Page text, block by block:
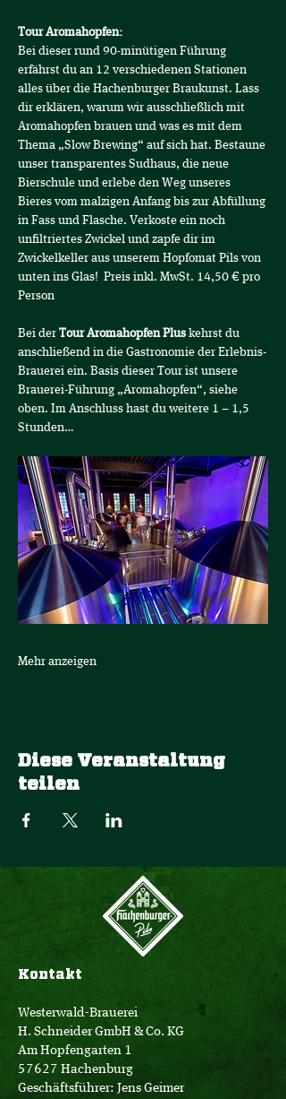
Tour Aromahopfen:
Bei dieser rund 90-minütigen Führung
erfährst du an 12 verschiedenen Stationen
alles über die Hachenburger Braukunst. Lass
dir erklären, warum wir ausschließlich mit
Aromahopfen brauen und was es mit dem
Thema „Slow Brewing“ auf sich hat. Bestaune
unser transparentes Sudhaus, die neue
Bierschule und erlebe den Weg unseres
Bieres vom malzigen Anfang bis zur Abfüllung
in Fass und Flasche. Verkoste ein noch
unfiltriertes Zwickel und zapfe dir im
Zwickelkeller aus unserem Hopfomat Pils von
unten ins Glas!  Preis inkl. MwSt. 14,50 € pro
Person
Bei der Tour Aromahopfen Plus kehrst du
anschließend in die Gastronomie der Erlebnis-
Brauerei ein. Basis dieser Tour ist unsere
Brauerei-Führung „Aromahopfen“, siehe
oben. Im Anschluss hast du weitere 1 – 1,5
Stunden…
Mehr anzeigen
Diese Veranstaltung
teilen
Kontakt
Westerwald-Brauerei
H. Schneider GmbH & Co. KG
Am Hopfengarten 1
57627 Hachenburg
Geschäftsführer: Jens Geimer